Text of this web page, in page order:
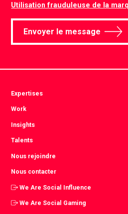
Utilisation frauduleuse de la
Envoyer le message
Expertises
Work
Insights
Talents
Nous rejoindre
Nous contacter
We Are Social Influence
We Are Social Gaming